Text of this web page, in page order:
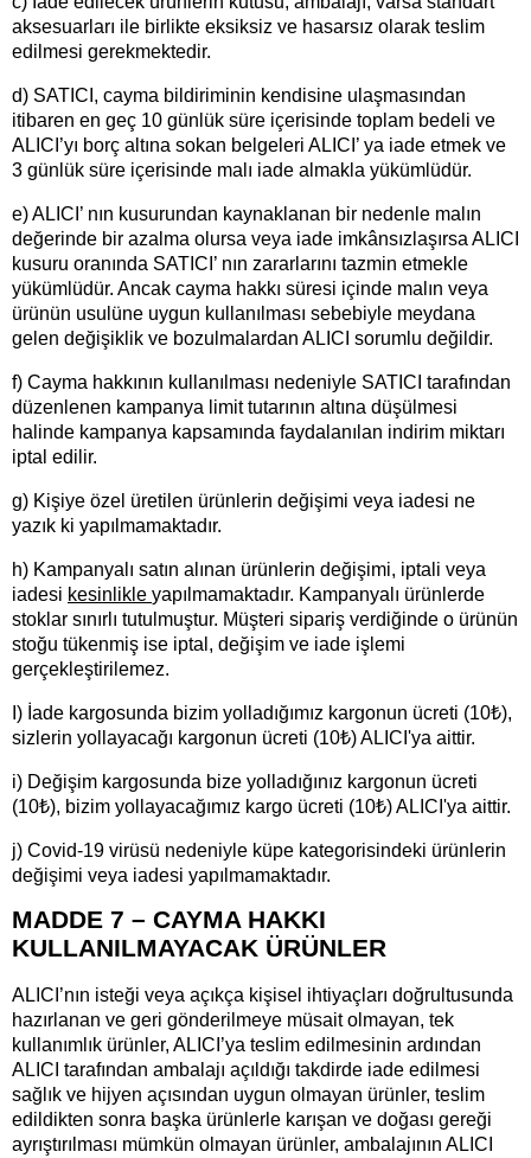
aksesuarları ile birlikte eksiksiz ve hasarsız olarak teslim
edilmesi gerekmektedir.
d) SATICI, cayma bildiriminin kendisine ulaşmasından
itibaren en geç 10 günlük süre içerisinde toplam bedeli ve
ALICI’yı borç altına sokan belgeleri ALICI’ ya iade etmek ve
3 günlük süre içerisinde malı iade almakla yükümlüdür.
e) ALICI’ nın kusurundan kaynaklanan bir nedenle malın
değerinde bir azalma olursa veya iade imkânsızlaşırsa ALICI
kusuru oranında SATICI’ nın zararlarını tazmin etmekle
yükümlüdür. Ancak cayma hakkı süresi içinde malın veya
ürünün usulüne uygun kullanılması sebebiyle meydana
gelen değişiklik ve bozulmalardan ALICI sorumlu değildir.
f) Cayma hakkının kullanılması nedeniyle SATICI tarafından
düzenlenen kampanya limit tutarının altına düşülmesi
halinde kampanya kapsamında faydalanılan indirim miktarı
iptal edilir.
g) Kişiye özel üretilen ürünlerin değişimi veya iadesi ne
yazık ki yapılmamaktadır.
h) Kampanyalı satın alınan ürünlerin değişimi, iptali veya
iadesi kesinlikle yapılmamaktadır. Kampanyalı ürünlerde
stoklar sınırlı tutulmuştur. Müşteri sipariş verdiğinde o ürünün
stoğu tükenmiş ise iptal, değişim ve iade işlemi
gerçekleştirilemez.
I) İade kargosunda bizim yolladığımız kargonun ücreti (10₺),
sizlerin yollayacağı kargonun ücreti (10₺) ALICI'ya aittir.
i) Değişim kargosunda bize yolladığınız kargonun ücreti
(10₺), bizim yollayacağımız kargo ücreti (10₺) ALICI'ya aittir.
j) Covid-19 virüsü nedeniyle küpe kategorisindeki ürünlerin
değişimi veya iadesi yapılmamaktadır.
MADDE 7 – CAYMA HAKKI
KULLANILMAYACAK ÜRÜNLER
ALICI’nın isteği veya açıkça kişisel ihtiyaçları doğrultusunda
hazırlanan ve geri gönderilmeye müsait olmayan, tek
kullanımlık ürünler, ALICI’ya teslim edilmesinin ardından
ALICI tarafından ambalajı açıldığı takdirde iade edilmesi
sağlık ve hijyen açısından uygun olmayan ürünler, teslim
edildikten sonra başka ürünlerle karışan ve doğası gereği
ayrıştırılması mümkün olmayan ürünler, ambalajının ALICI